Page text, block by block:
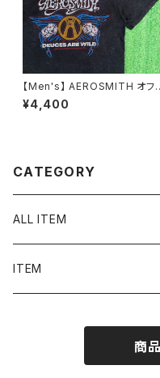
【Men's】 AEROSMITH オフ
シャルライセンス Tシャツ / 古
着 ティーシャツ T-Shirt ロック
¥4,400
CATEGORY
ALL ITEM
ITEM
シャツ／ブラウス
商